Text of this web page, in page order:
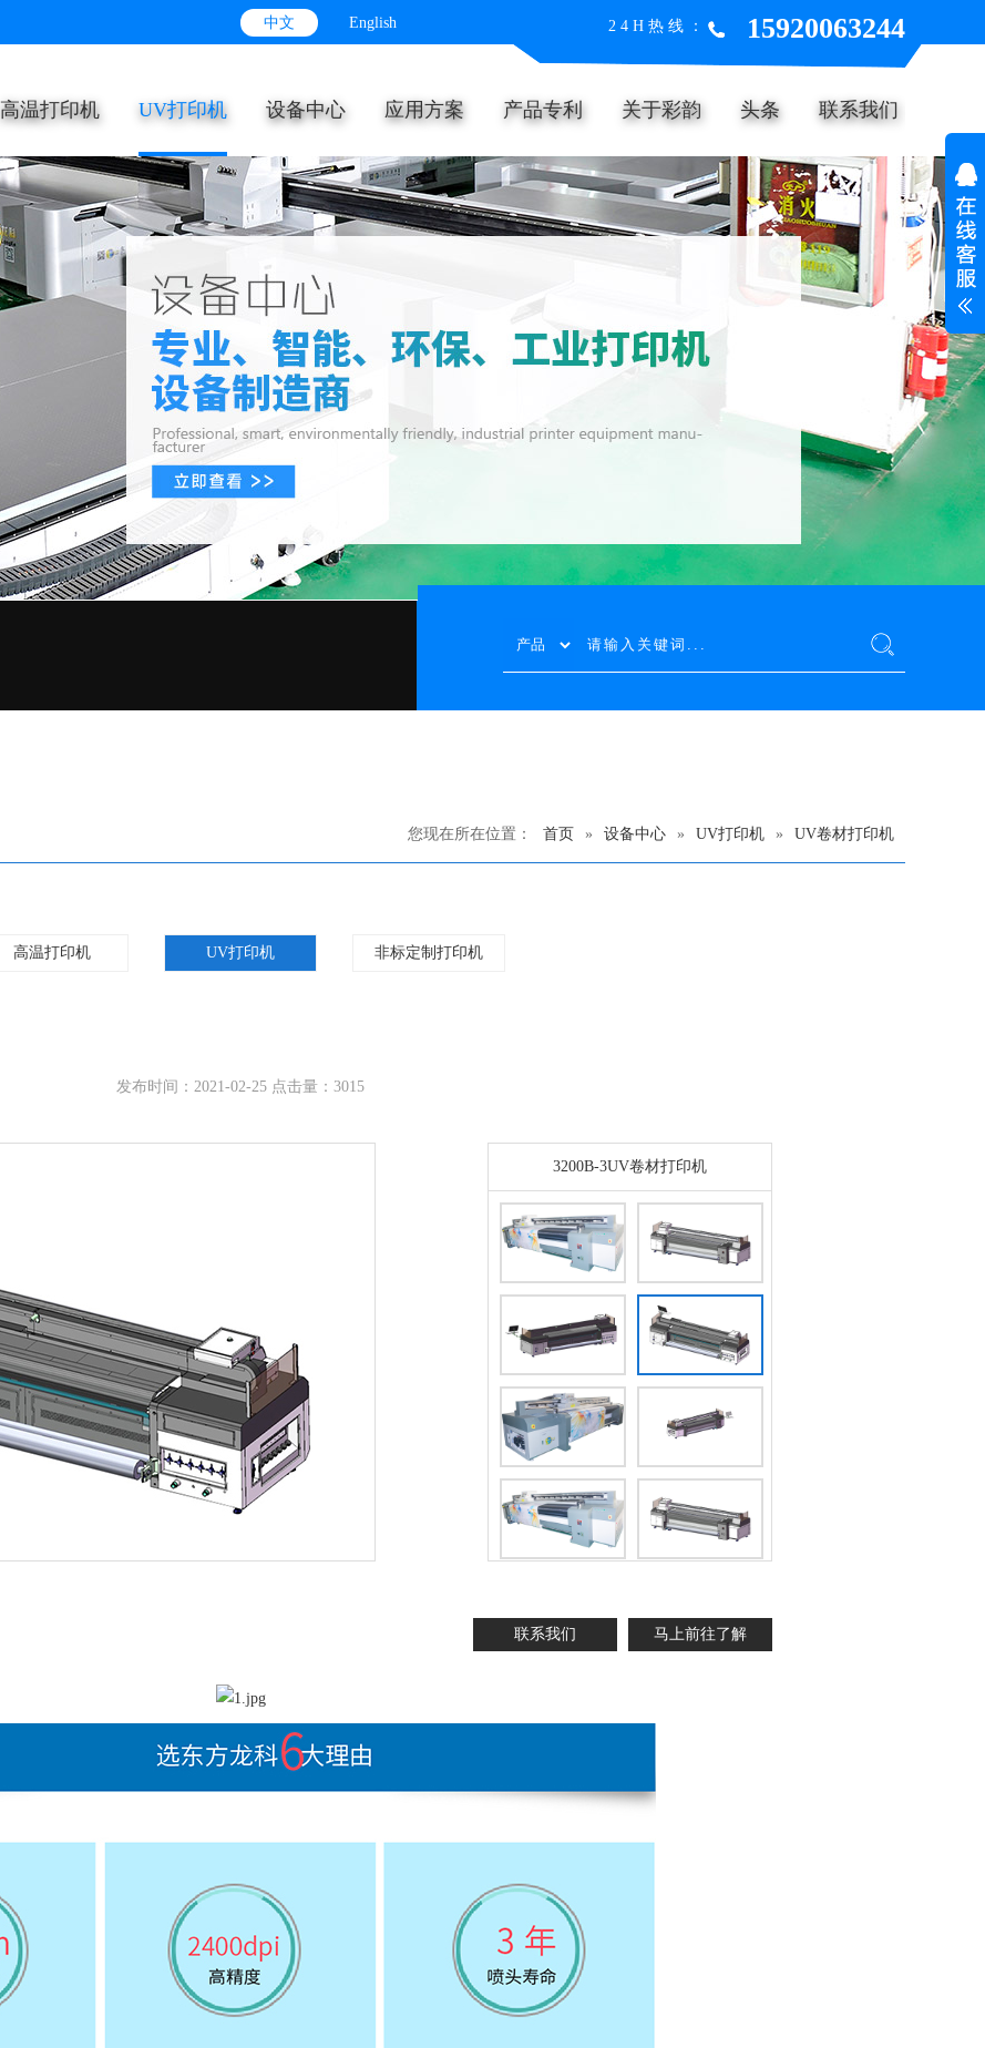
中文 English 24H热线： 15920063244
高温打印机 UV打印机 设备中心 应用方案 产品专利 关于彩韵 头条 联系我们
您现在所在位置： 首页 » 设备中心 » UV打印机 » UV卷材打印机
高温打印机 UV打印机 非标定制打印机
发布时间：2021-02-25 点击量：3015
3200B-3UV卷材打印机
联系我们 马上前往了解